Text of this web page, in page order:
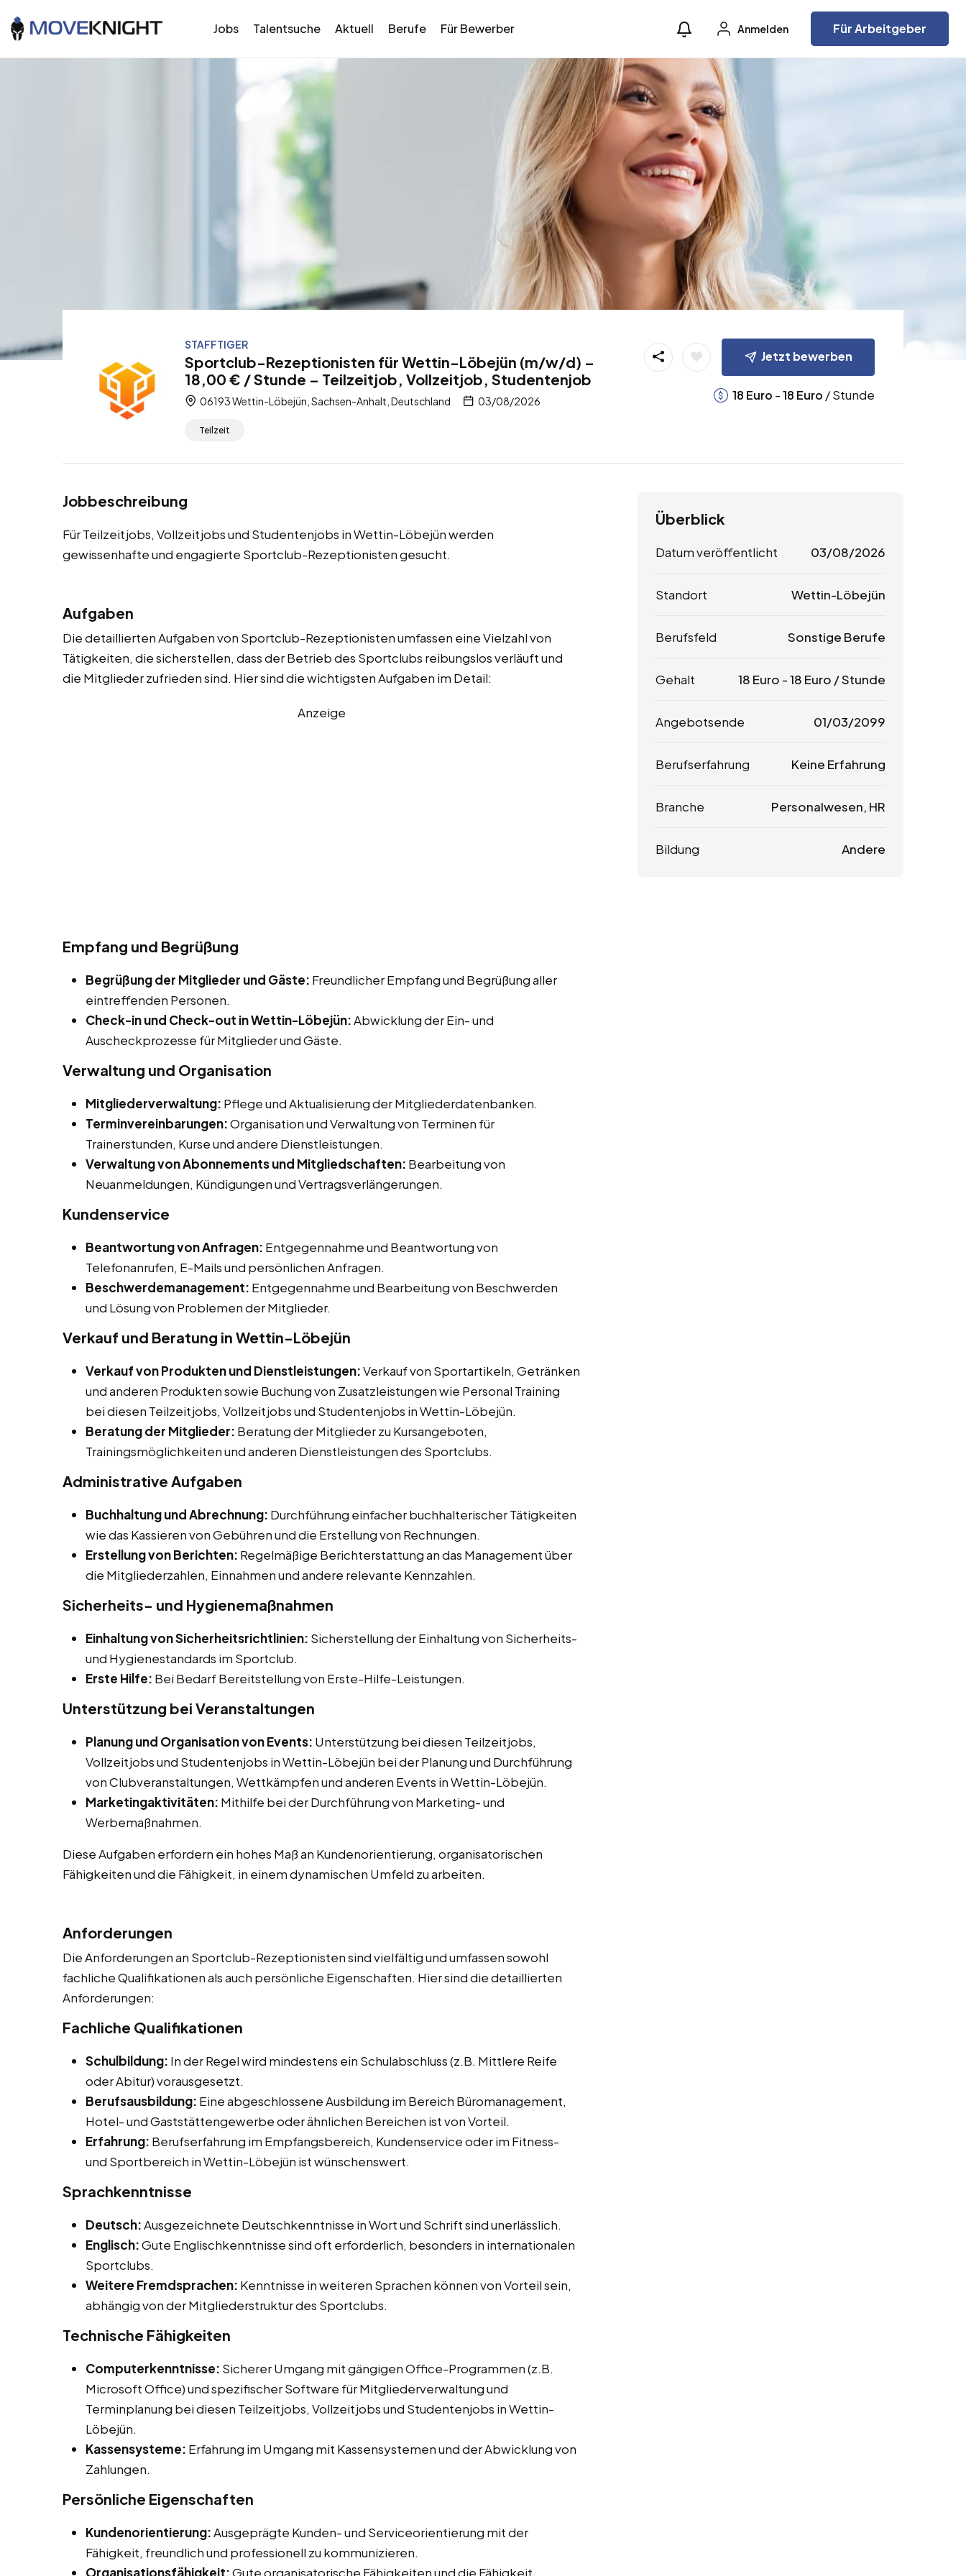
Jobs Talentsuche Aktuell Berufe Für Bewerber Anmelden Für Arbeitgeber
STAFFTIGER
Sportclub-Rezeptionisten für Wettin-Löbejün (m/w/d) –
18,00 € / Stunde – Teilzeitjob, Vollzeitjob, Studentenjob
06193 Wettin-Löbejün, Sachsen-Anhalt, Deutschland 03/08/2026
Teilzeit
Jetzt bewerben
18 Euro -18 Euro / Stunde
Jobbeschreibung
Für Teilzeitjobs, Vollzeitjobs und Studentenjobs in Wettin-Löbejün werden
gewissenhafte und engagierte Sportclub-Rezeptionisten gesucht.
Aufgaben
Die detaillierten Aufgaben von Sportclub-Rezeptionisten umfassen eine Vielzahl von
Tätigkeiten, die sicherstellen, dass der Betrieb des Sportclubs reibungslos verläuft und
die Mitglieder zufrieden sind. Hier sind die wichtigsten Aufgaben im Detail:
Anzeige
Empfang und Begrüßung
Begrüßung der Mitglieder und Gäste: Freundlicher Empfang und Begrüßung aller
eintreffenden Personen.
Check-in und Check-out in Wettin-Löbejün:Abwicklung der Ein- und
Auscheckprozesse für Mitglieder und Gäste.
Verwaltung und Organisation
Mitgliederverwaltung: Pflege und Aktualisierung der Mitgliederdatenbanken.
Terminvereinbarungen:Organisation und Verwaltung von Terminen für
Trainerstunden, Kurse und andere Dienstleistungen.
Verwaltung von Abonnements und Mitgliedschaften: Bearbeitung von
Neuanmeldungen, Kündigungen und Vertragsverlängerungen.
Kundenservice
Beantwortung von Anfragen: Entgegennahme und Beantwortung von
Telefonanrufen, E-Mails und persönlichen Anfragen.
Beschwerdemanagement: Entgegennahme und Bearbeitung von Beschwerden
und Lösung von Problemen der Mitglieder.
Verkauf und Beratung in Wettin-Löbejün
Verkauf von Produkten und Dienstleistungen:Verkauf von Sportartikeln, Getränken
und anderen Produkten sowie Buchung von Zusatzleistungen wie Personal Training
bei diesen Teilzeitjobs, Vollzeitjobs und Studentenjobs in Wettin-Löbejün.
Beratung der Mitglieder: Beratung der Mitglieder zu Kursangeboten,
Trainingsmöglichkeiten und anderen Dienstleistungen des Sportclubs.
Administrative Aufgaben
Buchhaltung und Abrechnung: Durchführung einfacher buchhalterischer Tätigkeiten
wie das Kassieren von Gebühren und die Erstellung von Rechnungen.
Erstellung von Berichten: Regelmäßige Berichterstattung an das Management über
die Mitgliederzahlen, Einnahmen und andere relevante Kennzahlen.
Sicherheits- und Hygienemaßnahmen
Einhaltung von Sicherheitsrichtlinien: Sicherstellung der Einhaltung von Sicherheits-
und Hygienestandards im Sportclub.
Erste Hilfe: Bei Bedarf Bereitstellung von Erste-Hilfe-Leistungen.
Unterstützung bei Veranstaltungen
Planung und Organisation von Events: Unterstützung bei diesen Teilzeitjobs,
Vollzeitjobs und Studentenjobs in Wettin-Löbejün bei der Planung und Durchführung
von Clubveranstaltungen, Wettkämpfen und anderen Events in Wettin-Löbejün.
Marketingaktivitäten: Mithilfe bei der Durchführung von Marketing- und
Werbemaßnahmen.
Diese Aufgaben erfordern ein hohes Maß an Kundenorientierung, organisatorischen
Fähigkeiten und die Fähigkeit, in einem dynamischen Umfeld zu arbeiten.
Anforderungen
Die Anforderungen an Sportclub-Rezeptionisten sind vielfältig und umfassen sowohl
fachliche Qualifikationen als auch persönliche Eigenschaften. Hier sind die detaillierten
Anforderungen:
Fachliche Qualifikationen
Schulbildung: In der Regel wird mindestens ein Schulabschluss (z.B. Mittlere Reife
oder Abitur) vorausgesetzt.
Berufsausbildung: Eine abgeschlossene Ausbildung im Bereich Büromanagement,
Hotel- und Gaststättengewerbe oder ähnlichen Bereichen ist von Vorteil.
Erfahrung: Berufserfahrung im Empfangsbereich, Kundenservice oder im Fitness-
und Sportbereich in Wettin-Löbejün ist wünschenswert.
Sprachkenntnisse
Deutsch:Ausgezeichnete Deutschkenntnisse in Wort und Schrift sind unerlässlich.
Englisch:Gute Englischkenntnisse sind oft erforderlich, besonders in internationalen
Sportclubs.
Weitere Fremdsprachen: Kenntnisse in weiteren Sprachen können von Vorteil sein,
abhängig von der Mitgliederstruktur des Sportclubs.
Technische Fähigkeiten
Computerkenntnisse: Sicherer Umgang mit gängigen Office-Programmen (z.B.
Microsoft Office) und spezifischer Software für Mitgliederverwaltung und
Terminplanung bei diesen Teilzeitjobs, Vollzeitjobs und Studentenjobs in Wettin-
Löbejün.
Kassensysteme: Erfahrung im Umgang mit Kassensystemen und der Abwicklung von
Zahlungen.
Persönliche Eigenschaften
Kundenorientierung:Ausgeprägte Kunden- und Serviceorientierung mit der
Fähigkeit, freundlich und professionell zu kommunizieren.
Organisationsfähigkeit:Gute organisatorische Fähigkeiten und die Fähigkeit,
Überblick
Datum veröffentlicht 03/08/2026
Standort Wettin-Löbejün
Berufsfeld Sonstige Berufe
Gehalt 18 Euro -18 Euro / Stunde
Angebotsende 01/03/2099
Berufserfahrung Keine Erfahrung
Branche Personalwesen, HR
Bildung Andere